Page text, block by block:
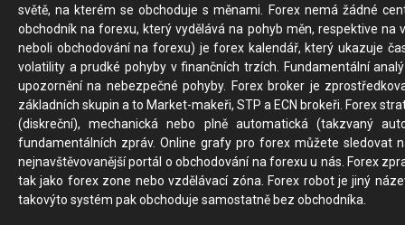
světě, na kterém se obchoduje s měnami. Forex nemá žádné
obchodník na forexu, který vydělává na pohyb měn, respektive
neboli obchodování na forexu) je forex kalendář, který ukazuje
volatility a prudké pohyby v finančních trzích. Fundamentální
upozornění na nebezpečné pohyby. Forex broker je
základních skupin a to Market-makeři, STP a ECN brokeři. Forex
(diskreční), mechanická nebo plně automatická (takzvaný
fundamentálních zpráv. Online grafy pro forex můžete sledovat
nejnavštěvovanější portál o obchodování na forexu u nás. Forex
tak jako forex zone nebo vzdělávací zóna. Forex robot je jiný
takovýto systém pak obchoduje samostatně bez obchodníka.